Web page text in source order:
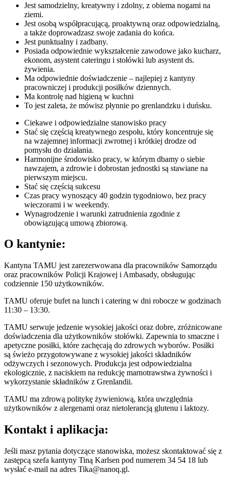
Jest samodzielny, kreatywny i zdolny, z obiema nogami na
ziemi.
Jest osobą współpracującą, proaktywną oraz odpowiedzialną,
a także doprowadzasz swoje zadania do końca.
Jest punktualny i zadbany.
Posiada odpowiednie wykształcenie zawodowe jako kucharz,
ekonom, asystent cateringu i stołówki lub asystent ds.
żywienia.
Ma odpowiednie doświadczenie – najlepiej z kantyny
pracowniczej i produkcji posiłków dziennych.
Ma kontrolę nad higieną w kuchni
To jest zaleta, że mówisz płynnie po grenlandzku i duńsku.
Ciekawe i odpowiedzialne stanowisko pracy
Stać się częścią kreatywnego zespołu, który koncentruje się
na wzajemnej informacji zwrotnej i krótkiej drodze od
pomysłu do działania.
Harmonijne środowisko pracy, w którym dbamy o siebie
nawzajem, a zdrowie i dobrostan jednostki są stawiane na
pierwszym miejscu.
Stać się częścią sukcesu
Czas pracy wynoszący 40 godzin tygodniowo, bez pracy
wieczorami i w weekendy.
Wynagrodzenie i warunki zatrudnienia zgodnie z
obowiązującą umową zbiorową.
O kantynie:
Kantyna TAMU jest zarezerwowana dla pracowników Samorządu
oraz pracowników Policji Krajowej i Ambasady, obsługując
codziennie 150 użytkowników.
TAMU oferuje bufet na lunch i catering w dni robocze w godzinach
11:30 – 13:30.
TAMU serwuje jedzenie wysokiej jakości oraz dobre, zróżnicowane
doświadczenia dla użytkowników stołówki. Zapewnia to smaczne i
apetyczne posiłki, które zachęcają do zdrowych wyborów. Posiłki
są świeżo przygotowywane z wysokiej jakości składników
odżywczych i sezonowych. Produkcja jest odpowiedzialna
ekologicznie, z naciskiem na redukcję marnotrawstwa żywności i
wykorzystanie składników z Grenlandii.
TAMU ma zdrową politykę żywieniową, która uwzględnia
użytkowników z alergenami oraz nietolerancją glutenu i laktozy.
Kontakt i aplikacja:
Jeśli masz pytania dotyczące stanowiska, możesz skontaktować się z
zastępcą szefa kantyny Tiną Karlsen pod numerem 34 54 18 lub
wysłać e-mail na adres Tika@nanoq.gl.